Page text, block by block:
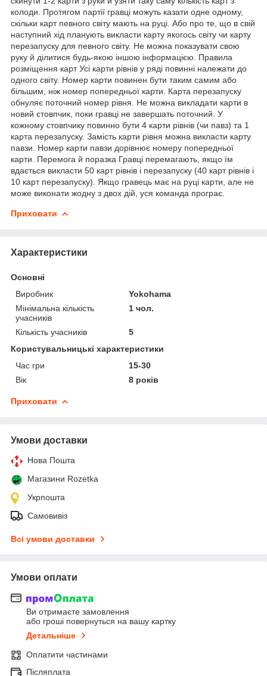
колоди. Протягом партії гравці можуть казати одне одному,
скільки карт певного світу мають на руці. Або про те, що в свій
наступний хід планують викласти карту якогось світу чи карту
перезапуску для певного світу. Не можна показувати свою
руку й ділитися будь-якою іншою інформацією. Правила
розміщення карт Усі карти рівнів у ряді повинні належати до
одного світу. Номер карти повинен бути таким самим або
більшим, ніж номер попередньої карти. Карта перезапуску
обнуляє поточний номер рівня. Не можна викладати карти в
новий стовпчик, поки гравці не завершать поточний. У
кожному стовпчику повинно бути 4 карти рівнів (чи павз) та 1
карта перезапуску. Замість карти рівня можна викласти карту
павзи. Номер карти павзи дорівнює номеру попередньої
карти. Перемога й поразка Гравці перемагають, якщо їм
вдається викласти 50 карт рівнів і перезапуску (40 карт рівнів і
10 карт перезапуску). Якщо гравець має на руці карти, але не
може виконати жодну з двох дій, уся команда програє.
Приховати
Характеристики
Основні
Виробник
Yokohama
Мінімальна кількість
учасників
1 чол.
Кількість учасників
5
Користувальницькі характеристики
Час гри
15-30
Вік
8 років
Приховати
Умови доставки
Нова Пошта
Магазини Rozetka
Укрпошта
Самовивіз
Всі умови доставки
Умови оплати
Ви отримаєте замовлення
або гроші повернуться на вашу картку
Детальніше
Оплатити частинами
Післяплата